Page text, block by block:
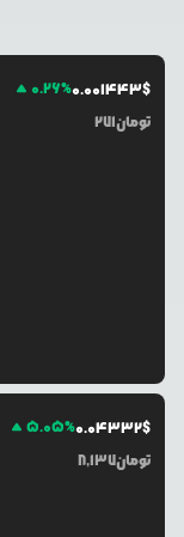
0.26%0.001443$
271تومان
5.05%0.04332$
8,137تومان